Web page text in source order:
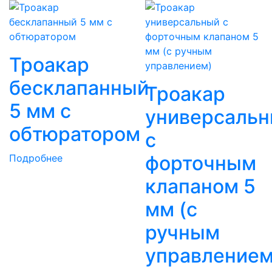
Троакар
бесклапанный
5 мм с
обтюратором
Подробнее
Троакар
с
форточным
клапаном 5
мм (с
ручным